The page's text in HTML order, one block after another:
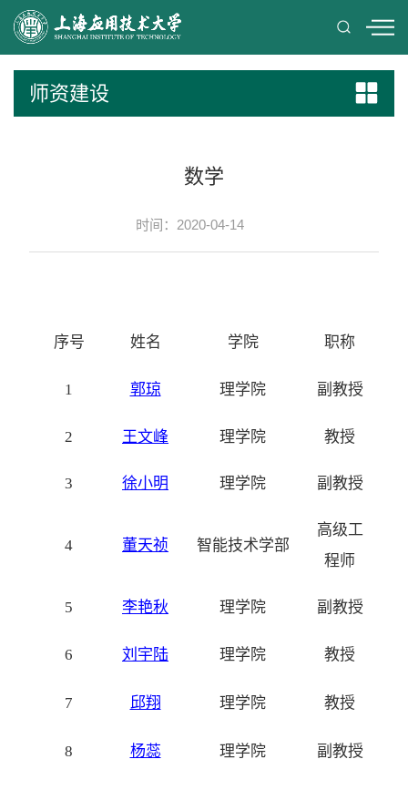
师资建设
数学
时间：2020-04-14
序号 姓名 学院 职称
1 郭琼 理学院 副教授
2 王文峰 理学院 教授
3 徐小明 理学院 副教授
4 董天祯 智能技术学部
高级工
程师
5 李艳秋 理学院 副教授
6 刘宇陆 理学院 教授
7 邱翔 理学院 教授
8 杨蕊 理学院 副教授